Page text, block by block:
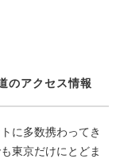
のアクセス情報
に多数携わってき
東京だけにとどま